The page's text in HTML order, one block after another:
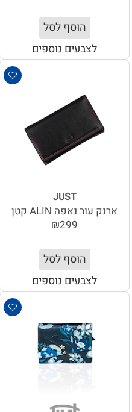
הוסף לסל
לצבעים נוספים
JUST
ארנק עור נאפה ALIN קטן
₪299
הוסף לסל
לצבעים נוספים